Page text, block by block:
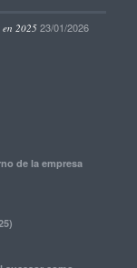
en 2025 23/01/2026
de la empresa